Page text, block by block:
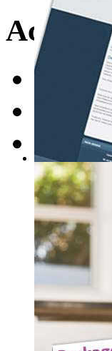
font
Print
E-mail